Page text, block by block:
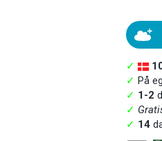
✓
✓ På
✓ 1-2
✓
✓ 14